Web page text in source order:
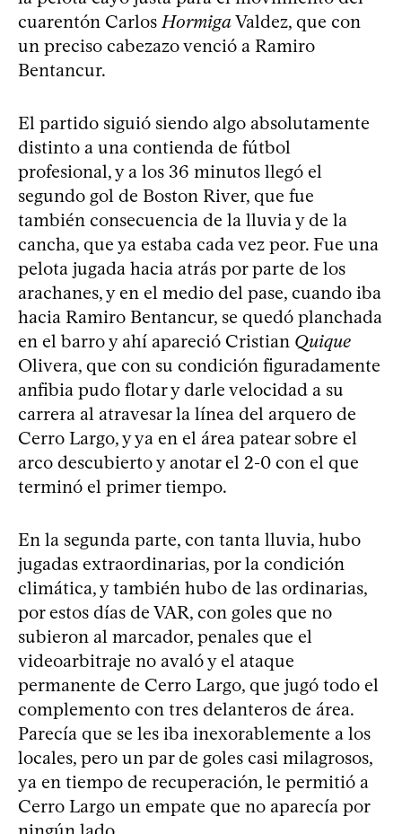
cuarentón Carlos HormigaValdez, que con
un preciso cabezazo venció a Ramiro
Bentancur.
El partido siguió siendo algo absolutamente
distinto a una contienda de fútbol
profesional, y a los 36 minutos llegó el
segundo gol de Boston River, que fue
también consecuencia de la lluvia y de la
cancha, que ya estaba cada vez peor. Fue una
pelota jugada hacia atrás por parte de los
arachanes, y en el medio del pase, cuando iba
hacia Ramiro Bentancur, se quedó planchada
en el barro y ahí apareció Cristian Quique
Olivera, que con su condición figuradamente
anfibia pudo flotar y darle velocidad a su
carrera al atravesar la línea del arquero de
Cerro Largo, y ya en el área patear sobre el
arco descubierto y anotar el 2-0 con el que
terminó el primer tiempo.
En la segunda parte, con tanta lluvia, hubo
jugadas extraordinarias, por la condición
climática, y también hubo de las ordinarias,
por estos días de VAR, con goles que no
subieron al marcador, penales que el
videoarbitraje no avaló y el ataque
permanente de Cerro Largo, que jugó todo el
complemento con tres delanteros de área.
Parecía que se les iba inexorablemente a los
locales, pero un par de goles casi milagrosos,
ya en tiempo de recuperación, le permitió a
Cerro Largo un empate que no aparecía por